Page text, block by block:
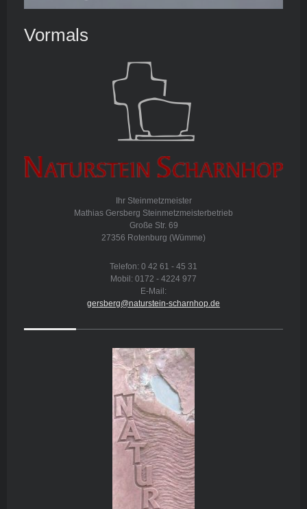
Vormals
Ihr Steinmetzmeister
Mathias Gersberg Steinmetzmeisterbetrieb
Große Str. 69
27356 Rotenburg (Wümme)
Telefon: 0 42 61 - 45 31
Mobil: 0172 - 4224 977
E-Mail:
gersberg@naturstein-scharnhop.de